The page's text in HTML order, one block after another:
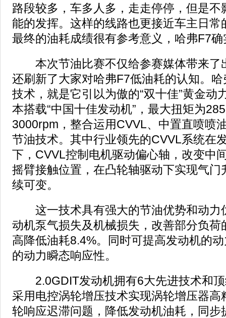
路段较多，车多人多，走走停停，但是不
能的发挥。这样的线路也更接近车主日常
最终的油耗成绩很有参考意义，哈弗F7确
本次节油比赛不仅给参赛媒体带来了
还刷新了大家对哈弗F7低油耗的认知。哈
技术，就是它引以为傲的“双十佳”黄金动
本搭载“中国十佳发动机”，最大扭矩为
3000rpm，整合运用CVVL、中置直喷喷
节油技术。其中行业领先的CVVL系统在
下，CVVL控制电机驱动偏心轴，改变中
摇臂接触位置，在凸轮轴驱动下实现气门
续可变。
这一技术具有强大的节油优势和动力
动机泵气损失及机械损失，改善部分负荷
高降低油耗8.4%。同时可提高发动机的
的动力瞬态响应性。
2.0GDIT发动机拥有6大先进技术和顶
采用电控涡轮增压技术实现涡轮增压器高
轮响应迟滞问题，降低发动机油耗，同步